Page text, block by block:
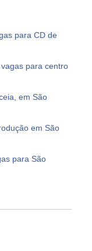
para CD de
para centro
em São
em São
para São